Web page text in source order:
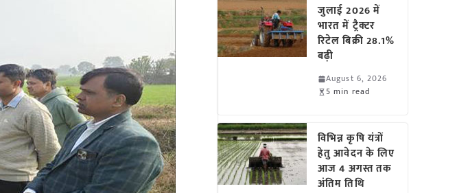
जुलाई 2026 में
भारत में ट्रैक्टर
रिटेल बिक्री 28.1%
बढ़ी
August 6, 2026
5 min read
विभिन्न कृषि यंत्रों
हेतु आवेदन के लिए
आज 4 अगस्त तक
अंतिम तिथि